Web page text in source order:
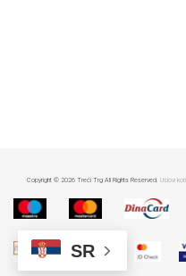
Copyright © 2026 Treći Trg All Rights Reserved. Uslovi
SR